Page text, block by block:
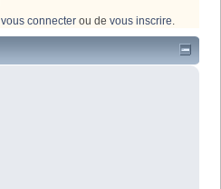
vous connecter ou de vous inscrire.